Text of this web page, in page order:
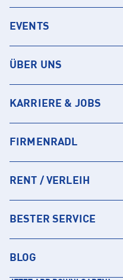
EVENTS
ÜBER UNS
KARRIERE & JOBS
FIRMENRADL
RENT / VERLEIH
BESTER SERVICE
BLOG